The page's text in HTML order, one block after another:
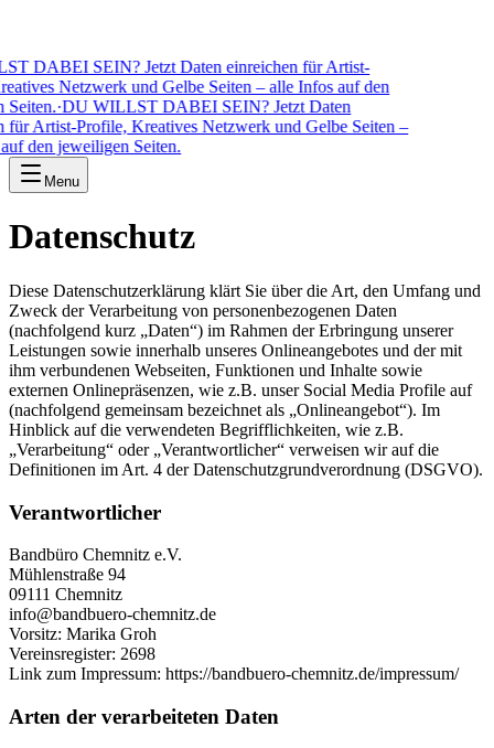
DABEI SEIN? Jetzt Daten einreichen für Artist-
Netzwerk und Gelbe Seiten – alle Infos auf den
·DU WILLST DABEI SEIN? Jetzt Daten
Artist-Profile, Kreatives Netzwerk und Gelbe Seiten –
den jeweiligen Seiten.
Menu
Datenschutz
Diese Datenschutzerklärung klärt Sie über die Art, den Umfang und
Zweck der Verarbeitung von personenbezogenen Daten
(nachfolgend kurz „Daten“) im Rahmen der Erbringung unserer
Leistungen sowie innerhalb unseres Onlineangebotes und der mit
ihm verbundenen Webseiten, Funktionen und Inhalte sowie
externen Onlinepräsenzen, wie z.B. unser Social Media Profile auf
(nachfolgend gemeinsam bezeichnet als „Onlineangebot“). Im
Hinblick auf die verwendeten Begrifflichkeiten, wie z.B.
„Verarbeitung“ oder „Verantwortlicher“ verweisen wir auf die
Definitionen im Art. 4 der Datenschutzgrundverordnung (DSGVO).
Verantwortlicher
Bandbüro Chemnitz e.V.
Mühlenstraße 94
09111 Chemnitz
info@bandbuero-chemnitz.de
Vorsitz: Marika Groh
Vereinsregister: 2698
Link zum Impressum: https://bandbuero-chemnitz.de/impressum/
Arten der verarbeiteten Daten